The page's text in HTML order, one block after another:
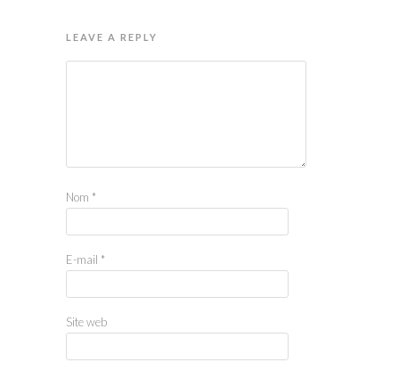
LEAVE A REPLY
Nom *
E-mail *
Site web